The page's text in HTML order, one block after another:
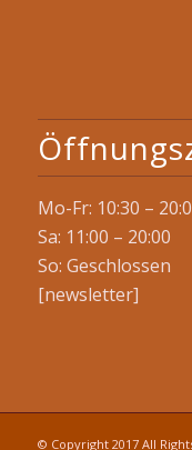
Mo-Fr: 10:30 –
Sa: 11:00 – 20:00
So: Geschlossen
[newsletter]
© Copyright 2017 All